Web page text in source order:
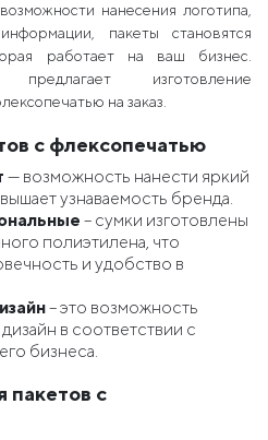
нанесения логотипа,
пакеты становятся
работает на ваш бизнес.
изготовление
на заказ.
с флексопечатью
— возможность нанести яркий
узнаваемость бренда.
– сумки изготовлены
полиэтилена, что
и удобство в
– это возможность
в соответствии с
бизнеса.
пакетов с